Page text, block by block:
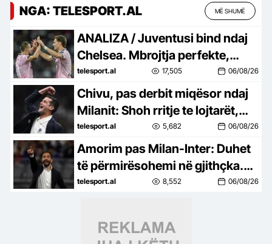
NGA: TELESPORT.AL MË SHUMË
ANALIZA / Juventusi bind ndaj
Chelsea. Mbrojtja perfekte,
shkëlqen Zhegrova dhe
rikthehet Yildiz
telesport.al 17,505 06/08/26
Chivu, pas derbit miqësor ndaj
Milanit: Shoh rritje te lojtarët,
rezultati nuk na intereson
shumë
telesport.al 5,682 06/08/26
Amorim pas Milan-Inter: Duhet
të përmirësohemi në gjithçka.
Leao? Të jesh te Milani është fat
telesport.al 8,552 06/08/26